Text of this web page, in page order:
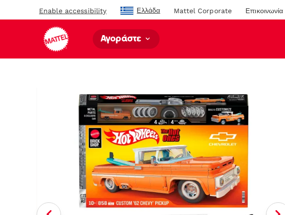
Enable accessibility Ελλάδα Mattel Corporate Επικοινωνία
Αγοράστε